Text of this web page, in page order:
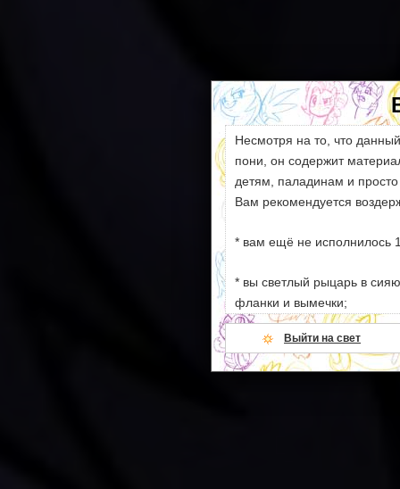
Несмотря на то, что
пони, он содержит
детям, паладинам и
Вам рекомендуется
* вам ещё не исполнилось
* вы светлый рыцарь в
фланки и вымечки;
* ваши моральные устои
намёков на секс и насилие;
Выйти на свет